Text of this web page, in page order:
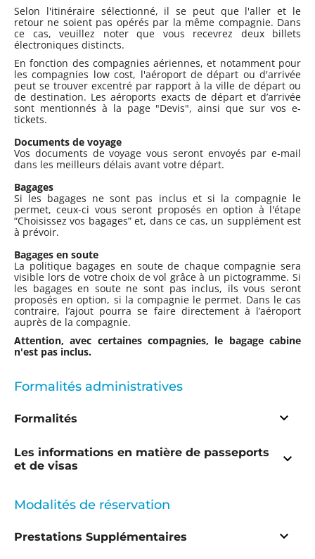
Selon l'itinéraire sélectionné, il se peut que l'aller et le
retour ne soient pas opérés par la même compagnie. Dans
ce cas, veuillez noter que vous recevrez deux billets
électroniques distincts.
En fonction des compagnies aériennes, et notamment pour
les compagnies low cost, l'aéroport de départ ou d'arrivée
peut se trouver excentré par rapport à la ville de départ ou
de destination. Les aéroports exacts de départ et d’arrivée
sont mentionnés à la page "Devis", ainsi que sur vos e-
tickets.
Documents de voyage
Vos documents de voyage vous seront envoyés par e-mail
dans les meilleurs délais avant votre départ.
Bagages
Si les bagages ne sont pas inclus et si la compagnie le
permet, ceux-ci vous seront proposés en option à l'étape
“Choisissez vos bagages” et, dans ce cas, un supplément est
à prévoir.
Bagages en soute
La politique bagages en soute de chaque compagnie sera
visible lors de votre choix de vol grâce à un pictogramme. Si
les bagages en soute ne sont pas inclus, ils vous seront
proposés en option, si la compagnie le permet. Dans le cas
contraire, l’ajout pourra se faire directement à l’aéroport
auprès de la compagnie.
Attention, avec certaines compagnies, le bagage cabine
n'est pas inclus.
Formalités administratives
Formalités
Les informations en matière de passeports
et de visas
Modalités de réservation
Prestations Supplémentaires